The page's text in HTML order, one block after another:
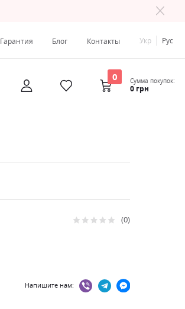
Гарантия Блог Контакты Укр Рус
0 Сумма покупок:
0 грн
Рейтинг: 0
Напишите нам: